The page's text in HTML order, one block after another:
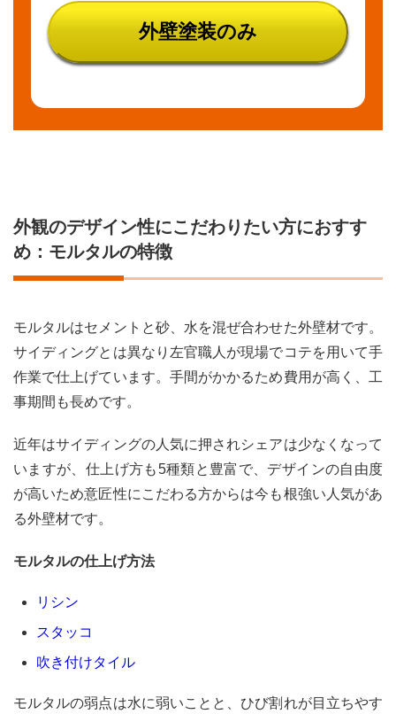
外壁塗装のみ
外観のデザイン性にこだわりたい方におすす
め：モルタルの特徴
モルタルはセメントと砂、水を混ぜ合わせた外壁材です。
サイディングとは異なり左官職人が現場でコテを用いて手
作業で仕上げています。手間がかかるため費用が高く、工
事期間も長めです。
近年はサイディングの人気に押されシェアは少なくなって
いますが、仕上げ方も5種類と豊富で、デザインの自由度
が高いため意匠性にこだわる方からは今も根強い人気があ
る外壁材です。
モルタルの仕上げ方法
リシン
スタッコ
吹き付けタイル
モルタルの弱点は水に弱いことと、ひび割れが目立ちやす